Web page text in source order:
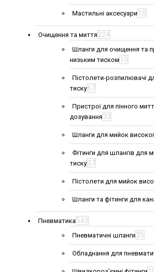
Мастильні аксесуари 10
Очищення та миття 224
Шланги для очищення та
низьким тиском 10
Пістолети-розпилювачі
тиску67
Пристрої для пінного
дозування 33
Шланги для мийок
Фітинги для шлангів для
тиску37
Пістолети для мийок
Шланги та фітинги для
Пневматика543
Пневматичні шланги 35
Обладнання для